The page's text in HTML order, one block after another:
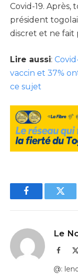
Covid-19.
président
discret et ne fait
Lire aussi:
vaccin et 37%
ce sujet
Facebook
Le
@: